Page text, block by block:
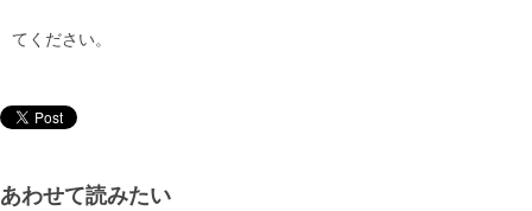
てください。
あわせて読みたい